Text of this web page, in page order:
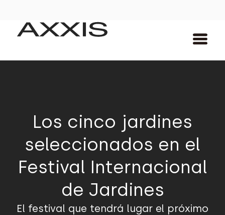
Los cinco jardines
seleccionados en el
Festival Internacional
de Jardines
El festival que tendrá lugar el próximo